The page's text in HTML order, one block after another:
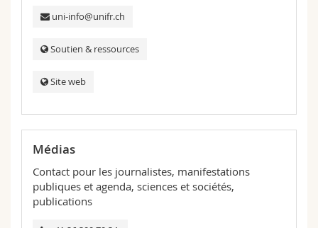
uni-info@unifr.ch
Soutien & ressources
Site web
Médias
Contact pour les journalistes, manifestations
publiques et agenda, sciences et sociétés,
publications